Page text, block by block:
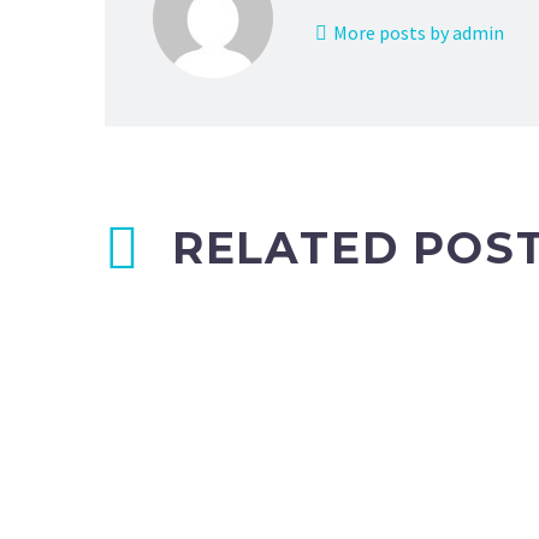
More posts by admin
RELATED